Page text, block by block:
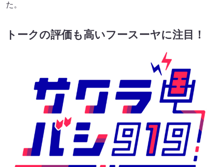
た。
トークの評価も高いフースーヤに注目！